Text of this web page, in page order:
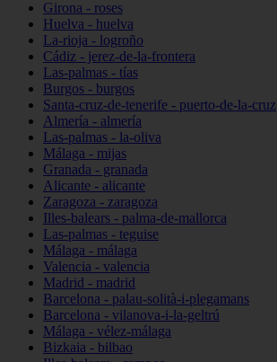
Girona - roses
Huelva - huelva
La-rioja - logroño
Cádiz - jerez-de-la-frontera
Las-palmas - tías
Burgos - burgos
Santa-cruz-de-tenerife - puerto-de-la-cruz
Almería - almería
Las-palmas - la-oliva
Málaga - mijas
Granada - granada
Alicante - alicante
Zaragoza - zaragoza
Illes-balears - palma-de-mallorca
Las-palmas - teguise
Málaga - málaga
Valencia - valencia
Madrid - madrid
Barcelona - palau-solità-i-plegamans
Barcelona - vilanova-i-la-geltrú
Málaga - vélez-málaga
Bizkaia - bilbao